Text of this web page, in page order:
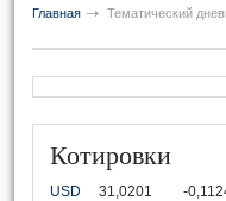
Главная Тематический
Котировки
USD 31,0201
-